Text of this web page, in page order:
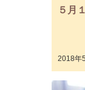
５月
2018年